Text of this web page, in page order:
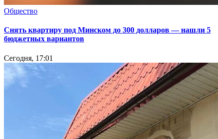
Общество
Снять квартиру под Минском до 300 долларов — нашли 5
бюджетных вариантов
Сегодня, 17:01